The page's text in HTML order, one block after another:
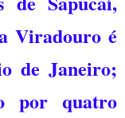
Viradouro é
de Janeiro;
por quatro